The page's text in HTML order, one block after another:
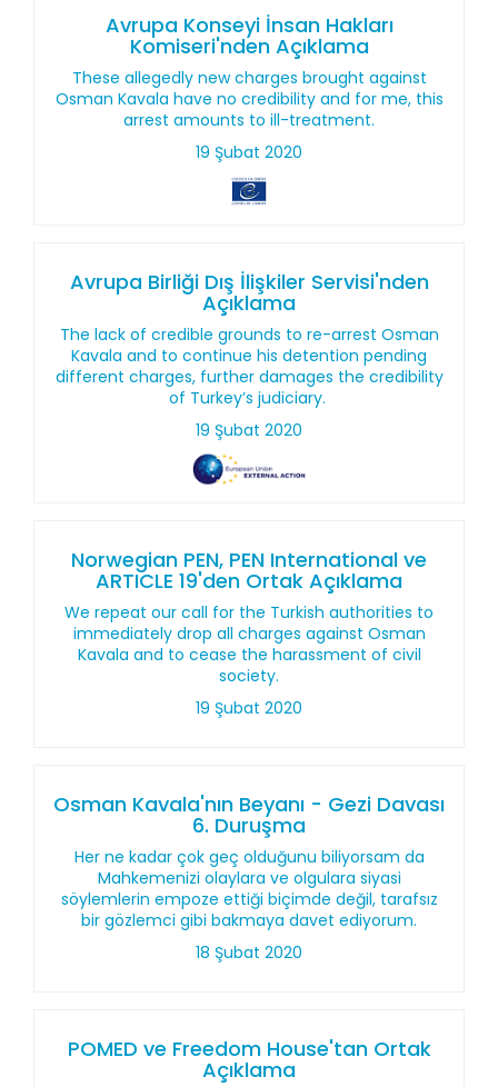
Avrupa Konseyi İnsan Hakları
Komiseri'nden Açıklama
These allegedly new charges brought against
Osman Kavala have no credibility and for me, this
arrest amounts to ill-treatment.
19 Şubat 2020
Avrupa Birliği Dış İlişkiler Servisi'nden
Açıklama
The lack of credible grounds to re-arrest Osman
Kavala and to continue his detention pending
different charges, further damages the credibility
of Turkey’s judiciary.
19 Şubat 2020
Norwegian PEN, PEN International ve
ARTICLE 19'den Ortak Açıklama
We repeat our call for the Turkish authorities to
immediately drop all charges against Osman
Kavala and to cease the harassment of civil
society.
19 Şubat 2020
Osman Kavala'nın Beyanı - Gezi Davası
6. Duruşma
Her ne kadar çok geç olduğunu biliyorsam da
Mahkemenizi olaylara ve olgulara siyasi
söylemlerin empoze ettiği biçimde değil, tarafsız
bir gözlemci gibi bakmaya davet ediyorum.
18 Şubat 2020
POMED ve Freedom House'tan Ortak
Açıklama